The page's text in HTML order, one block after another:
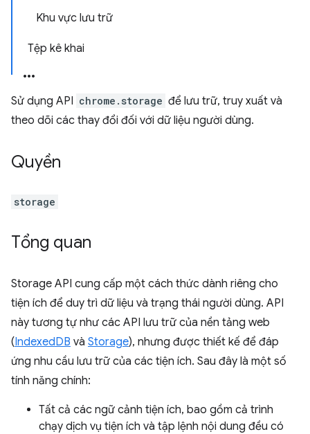
Khu vực lưu trữ
Tệp kê khai
Sử dụng API chrome.storage để lưu trữ, truy xuất và
theo dõi các thay đổi đối với dữ liệu người dùng.
Quyền
storage
Tổng quan
Storage API cung cấp một cách thức dành riêng cho
tiện ích để duy trì dữ liệu và trạng thái người dùng. API
này tương tự như các API lưu trữ của nền tảng web
(IndexedDB và Storage), nhưng được thiết kế để đáp
ứng nhu cầu lưu trữ của các tiện ích. Sau đây là một số
tính năng chính:
Tất cả các ngữ cảnh tiện ích, bao gồm cả trình
chạy dịch vụ tiện ích và tập lệnh nội dung đều có